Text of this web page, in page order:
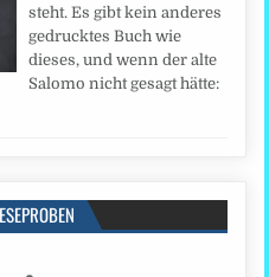
steht. Es gibt kein anderes
gedrucktes Buch wie
dieses, und wenn der alte
Salomo nicht gesagt hätte: